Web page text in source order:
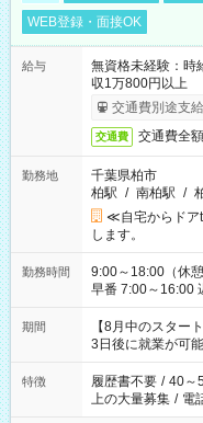
WEB登録・面接OK
給与
無資格未経験：
収1万800円以上
交通費別途支
交通費 交通費全
勤務地
千葉県柏市
柏駅 / 南柏駅 /
≪自宅からドア
します。
勤務時間
9:00～18:00（休憩60分） ■ご希望があれば
早番 7:00～16:00 遅
と休みを合わせた
「できれば残業
ね。 ※Wワーク希望の方へ 今ご覧のお仕事で希望する勤務時間
と、もう1つのお
合は応募できませ
期間
【8月中のスター
3日後に就業が可能
特徴 履歴書不要 / 40～
上の大量募集 / 電